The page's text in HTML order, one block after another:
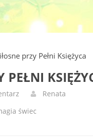
przy Pełni Księżyca
PEŁNI
Renata
świec